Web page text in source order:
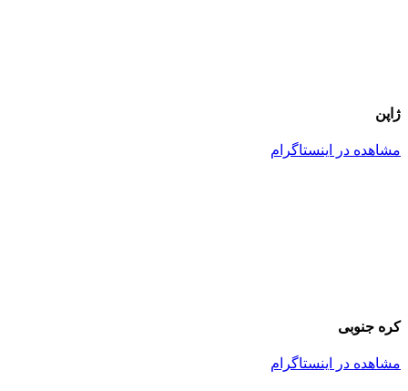
ژاپن
مشاهده در اینستاگرام
کره جنوبی
مشاهده در اینستاگرام